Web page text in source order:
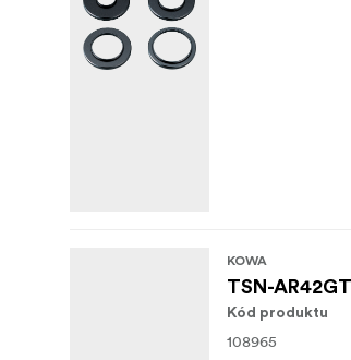
KOWA
TSN-
Kód produktu
108965